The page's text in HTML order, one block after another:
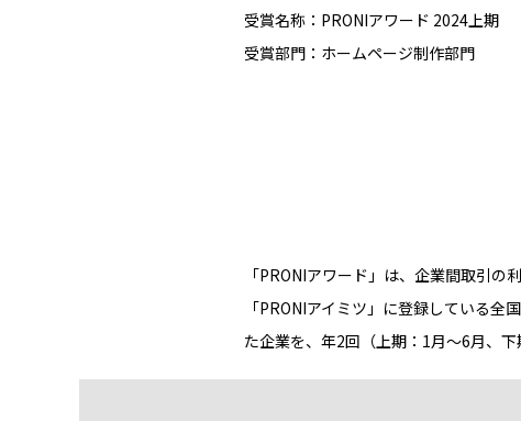
受賞名称：PRONIアワード 2024上期
受賞部門：ホームページ制作部門
「PRONIアワード」は、企業間取引
「PRONIアイミツ」に登録している
た企業を、年2回（上期：1月～6月、下